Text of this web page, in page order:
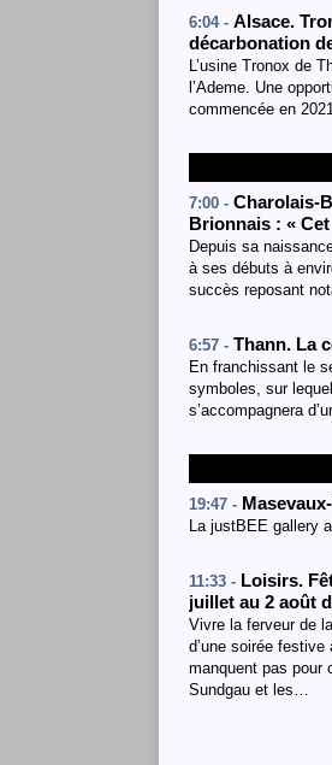
6:04 - Alsace.
décarbonation
L’usine Tronox de
l’Ademe. Une
commencée en
7:00 - Charolais-
Brionnais : «
Depuis sa
à ses débuts à
succès reposant
6:57 - Thann. La
En franchissant le
symboles, sur
s’accompagnera
19:47 -
La justBEE gallery
11:33 - Loisirs.
juillet au 2 août
Vivre la ferveur de
d’une soirée
manquent pas pour
Sundgau et les…